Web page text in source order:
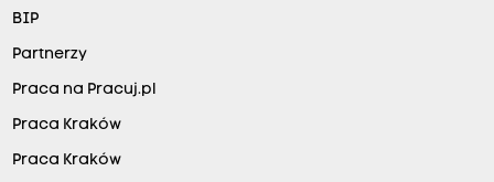
BIP
Partnerzy
Praca na Pracuj.pl
Praca Kraków
Praca Kraków